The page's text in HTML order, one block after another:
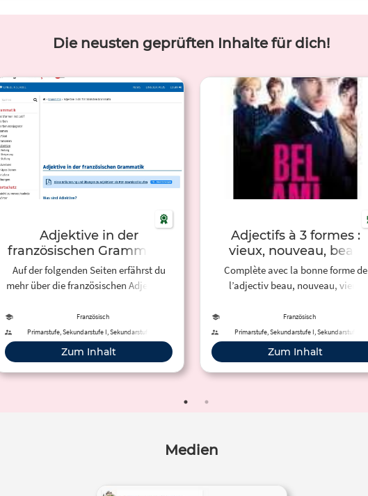
Die neusten geprüften Inhalte für dich!
Adjektive in der
französischen Grammatik
Auf der folgenden Seiten erfährst du
mehr über die französischen Adjektive.
Französisch
Primarstufe, Sekundarstufe I, Sekundarstufe II,
Berufliche Bildung, Erwachsenenbildung
Zum Inhalt
Adjectifs à 3 formes :
vieux, nouveau, beau
Complète avec la bonne forme de
l’adjectiv beau, nouveau, vieux
Französisch
Primarstufe, Sekundarstufe I, Sekundarstufe II
Zum Inhalt
Medien